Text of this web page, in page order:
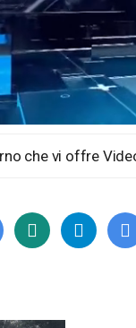
che vi offre